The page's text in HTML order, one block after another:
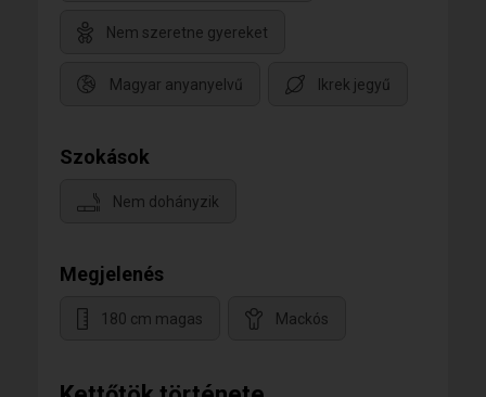
Nem szeretne gyereket
Magyar anyanyelvű Ikrek jegyű
Szokások
Nem dohányzik
Megjelenés
180 cm magas Mackós